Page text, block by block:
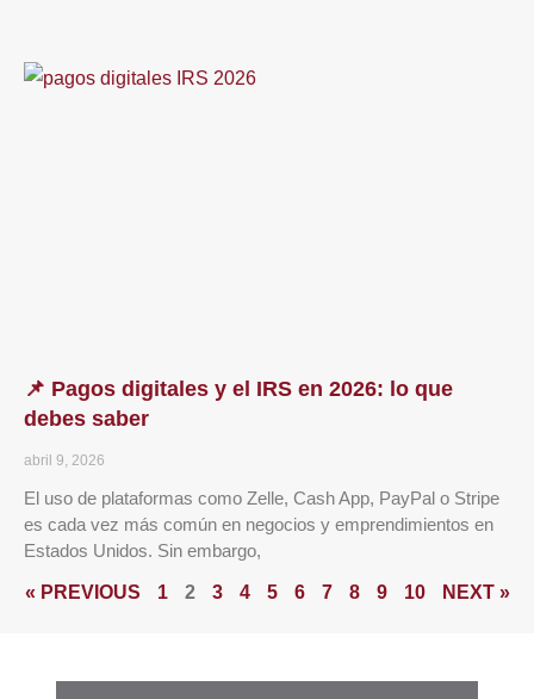
📌 Pagos digitales y el IRS en 2026: lo que
debes saber
abril 9, 2026
El uso de plataformas como Zelle, Cash App, PayPal o Stripe
es cada vez más común en negocios y emprendimientos en
Estados Unidos. Sin embargo,
« PREVIOUS 1 2 3 4 5 6 7 8 9 10 NEXT »